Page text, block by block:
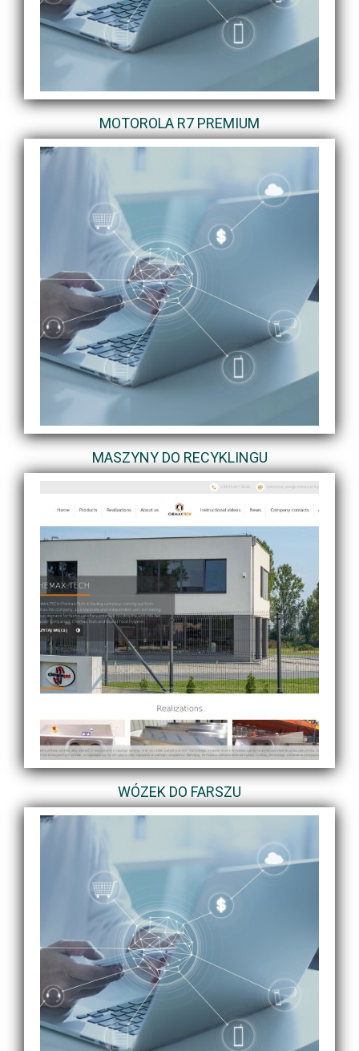
MOTOROLA R7 PREMIUM
MASZYNY DO RECYKLINGU
WÓZEK DO FARSZU